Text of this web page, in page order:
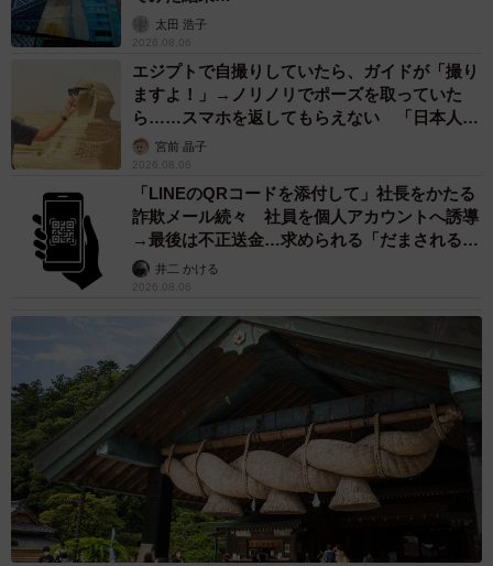
太田 浩子
2026.08.06
エジプトで自撮りしていたら、ガイドが「撮り
ますよ！」→ノリノリでポーズを取っていた
ら……スマホを返してもらえない 「日本人は
カモ代表かも」「私は6時間で3万円払った」
宮前 晶子
2026.08.06
「LINEのQRコードを添付して」社長をかたる
詐欺メール続々 社員を個人アカウントへ誘導
→最後は不正送金…求められる「だまされる前
提」の対策
井二 かける
2026.08.06